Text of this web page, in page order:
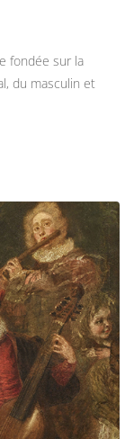
fondée sur la
du masculin et